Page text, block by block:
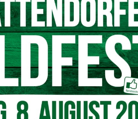
sorgte.
macht. Vielleicht liegt es an der
auch an allem zusammen.
sorgt für gute Stimmung!